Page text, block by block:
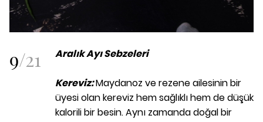
9/21 Aralık Ayı Sebzeleri
Kereviz:Maydanoz ve rezene ailesinin bir
üyesi olan kereviz hem sağlıklı hem de düşük
kalorili bir besin. Aynı zamanda doğal bir